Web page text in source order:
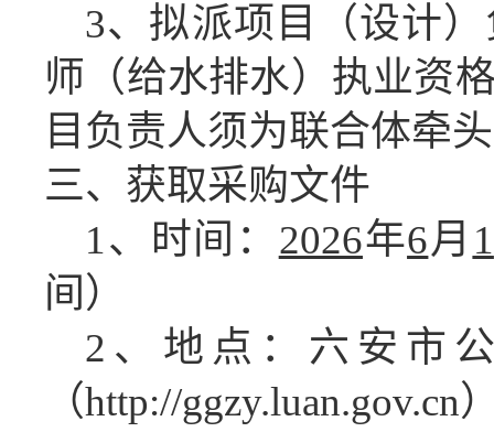
3、 拟派项目 （设计）
师（给水排水）执业资
目负责人须为联合体牵
三、获取采购文件
1、时间： 2026年6月 1
间）
2、地点：六安市
（http://ggzy.luan.gov.cn